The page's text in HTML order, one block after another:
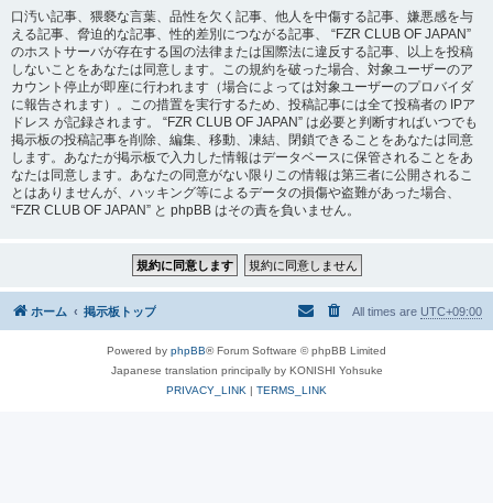
口汚い記事、猥褻な言葉、品性を欠く記事、他人を中傷する記事、嫌悪感を与
える記事、脅迫的な記事、性的差別につながる記事、 “FZR CLUB OF JAPAN”
のホストサーバが存在する国の法律または国際法に違反する記事、以上を投稿
しないことをあなたは同意します。この規約を破った場合、対象ユーザーのア
カウント停止が即座に行われます（場合によっては対象ユーザーのプロバイダ
に報告されます）。この措置を実行するため、投稿記事には全て投稿者の IPア
ドレス が記録されます。 “FZR CLUB OF JAPAN” は必要と判断すればいつでも
掲示板の投稿記事を削除、編集、移動、凍結、閉鎖できることをあなたは同意
します。あなたが掲示板で入力した情報はデータベースに保管されることをあ
なたは同意します。あなたの同意がない限りこの情報は第三者に公開されるこ
とはありませんが、ハッキング等によるデータの損傷や盗難があった場合、
“FZR CLUB OF JAPAN” と phpBB はその責を負いません。
ホーム 掲示板トップ All times are UTC+09:00
Powered by phpBB® Forum Software © phpBB Limited
Japanese translation principally by KONISHI Yohsuke
PRIVACY_LINK | TERMS_LINK